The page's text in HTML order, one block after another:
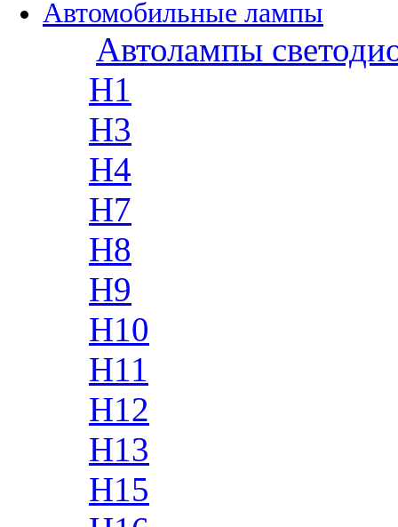
Автомобильные лампы
Автолампы
H1
H3
H4
H7
H8
H9
H10
H11
H12
H13
H15